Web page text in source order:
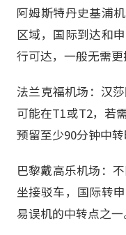
阿姆斯特丹史基浦
区域，国际到达和
行可达，一般无需更
法兰克福机场：汉
可能在T1或T2，若
预留至少90分钟中转
巴黎戴高乐机场：
坐接驳车，国际转
易误机的中转点之一